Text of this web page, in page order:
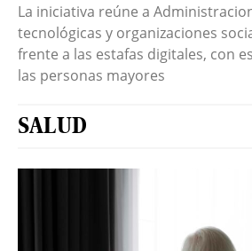
La iniciativa reúne a
tecnológicas y organizaciones
frente a las estafas digitales, con
las personas mayores
SALUD